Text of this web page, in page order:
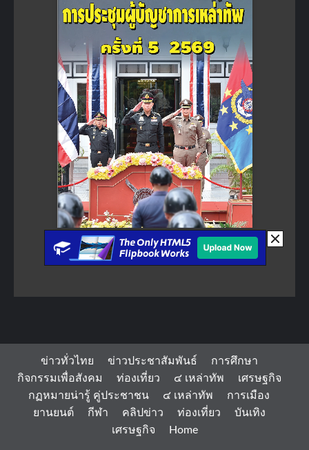
ข่าวทั่วไทย ข่าวประชาสัมพันธ์
การศึกษา
กิจกรรมเพื่อสังคม
ท่องเที่ยว ๔ เหล่าทัพ
เศรษฐกิจ
กฏหมายน่ารู้ คู่ประชาชน
๔ เหล่าทัพ
การเมือง
ยานยนต์
กีฬา คลิปข่าว ท่องเที่ยว
บันเทิง
เศรษฐกิจ
Home